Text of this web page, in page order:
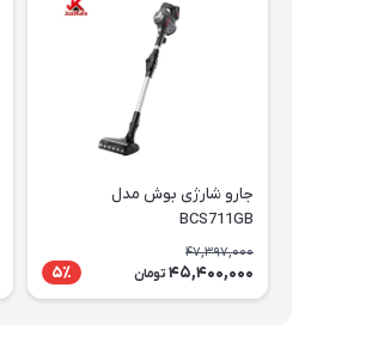
جارو شارژی بوش مدل
BCS711GB
47,397,000
45,400,000 تومان 5٪